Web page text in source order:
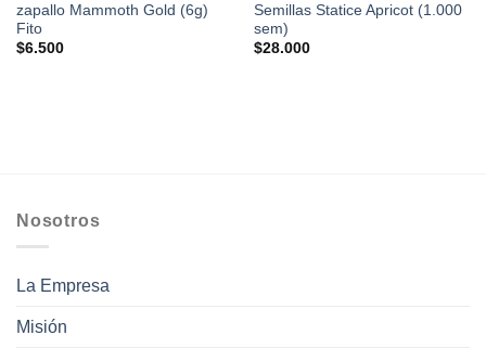
zapallo Mammoth Gold (6g)
Fito
$6.500
Semillas Statice Apricot (1.000
sem)
$28.000
Nosotros
La Empresa
Misión